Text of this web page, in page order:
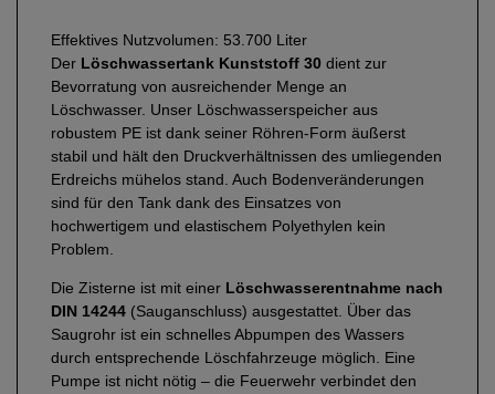
Effektives Nutzvolumen: 53.700 Liter
Der Löschwassertank Kunststoff 30 dient zur
Bevorratung von ausreichender Menge an
Löschwasser. Unser Löschwasserspeicher aus
robustem PE ist dank seiner Röhren-Form äußerst
stabil und hält den Druckverhältnissen des umliegenden
Erdreichs mühelos stand. Auch Bodenveränderungen
sind für den Tank dank des Einsatzes von
hochwertigem und elastischem Polyethylen kein
Problem.
Die Zisterne ist mit einer Löschwasserentnahme nach
DIN 14244 (Sauganschluss) ausgestattet. Über das
Saugrohr ist ein schnelles Abpumpen des Wassers
durch entsprechende Löschfahrzeuge möglich. Eine
Pumpe ist nicht nötig – die Feuerwehr verbindet den